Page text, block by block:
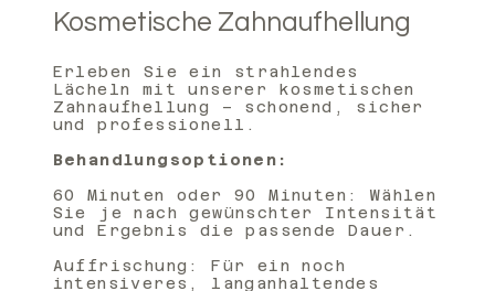
Kosmetische Zahnaufhellung
Erleben Sie ein strahlendes
Lächeln mit unserer kosmetischen
Zahnaufhellung – schonend, sicher
und professionell.
Behandlungsoptionen:
60 Minuten oder 90 Minuten: Wählen
Sie je nach gewünschter Intensität
und Ergebnis die passende Dauer.
Auffrischung: Für ein noch
intensiveres, langanhaltendes